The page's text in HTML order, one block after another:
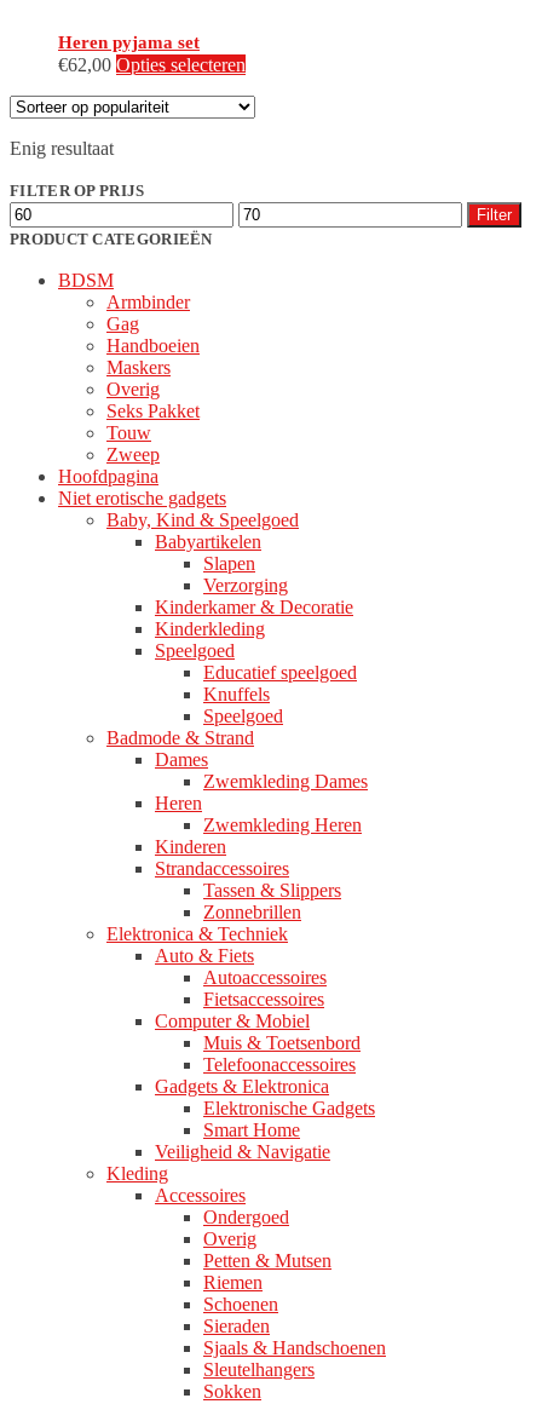
Heren pyjama set
€62,00 Opties selecteren
heeft
kan
Enig resultaat
FILTER OP PRIJS
Min.
prijs
Max.
prijs
Filter
PRODUCT CATEGORIEËN
BDSM
Armbinder
Gag
Handboeien
Maskers
Overig
Seks Pakket
Touw
Zweep
Hoofdpagina
Niet erotische gadgets
Baby, Kind & Speelgoed
Babyartikelen
Slapen
Verzorging
Kinderkamer & Decoratie
Kinderkleding
Speelgoed
Educatief speelgoed
Knuffels
Speelgoed
Badmode & Strand
Dames
Zwemkleding Dames
Heren
Zwemkleding Heren
Kinderen
Strandaccessoires
Tassen & Slippers
Zonnebrillen
Elektronica & Techniek
Auto & Fiets
Autoaccessoires
Fietsaccessoires
Computer & Mobiel
Muis & Toetsenbord
Telefoonaccessoires
Gadgets & Elektronica
Elektronische Gadgets
Smart Home
Veiligheid & Navigatie
Kleding
Accessoires
Ondergoed
Overig
Petten & Mutsen
Riemen
Schoenen
Sieraden
Sjaals & Handschoenen
Sleutelhangers
Sokken